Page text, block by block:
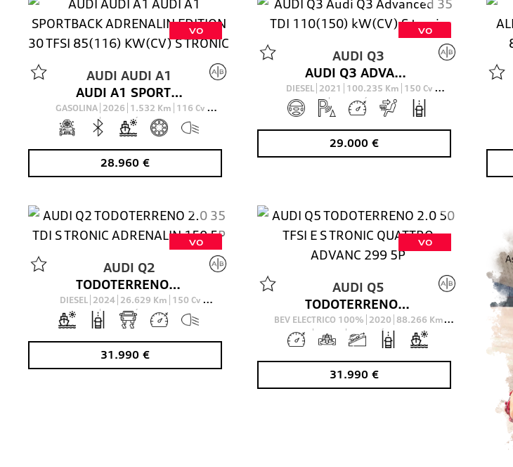
VO
AUDIAUDI A1
AUDI A1 SPORTBACK ADRENALIN EDITION 30 TFSI 85(116) KW(CV) S TRONIC
GASOLINA 2026 1.532 Km 116 Cv
AUTOMÁTICO
28.960 €
VO
AUDI Q3
AUDI Q3 ADVANCED 35 TDI 110(150) KW(CV) S TRONIC
DIESEL 2021 100.235 Km 150 Cv
AUTOMÁTICO
29.000 €
VO
AUDI Q2
TODOTERRENO 2.0 35 TDI S TRONIC ADRENALIN 150 5P
DIESEL 2024 26.629 Km 150 Cv
AUTOMÁTICO
31.990 €
VO
AUDI Q5
TODOTERRENO 2.0 50 TFSI E S TRONIC QUATTRO ADVANC 299 5P
BEV ELECTRICO 100% 2020 88.266 Km
299Cv AUTOMÁTICO
31.990 €